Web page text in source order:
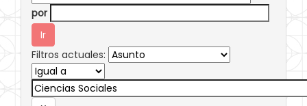
por
Filtros actuales: